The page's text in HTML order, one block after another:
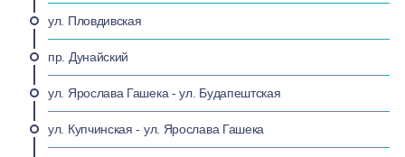
ул. Пловдивская
пр. Дунайский
ул. Ярослава Гашека - ул. Будапештская
ул. Купчинская - ул. Ярослава Гашека